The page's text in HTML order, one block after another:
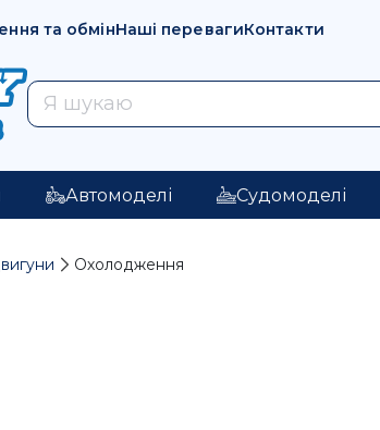
та обмінНаші перевагиКонтакти
Автомоделі Судомоделі
Охолодження